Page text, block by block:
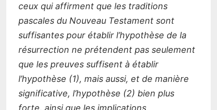
ceux qui affirment que les traditions
pascales du Nouveau Testament sont
suffisantes pour établir l’hypothèse de la
résurrection ne prétendent pas seulement
que les preuves suffisent à établir
l’hypothèse (1), mais aussi, et de manière
significative, l’hypothèse (2) bien plus
forte, ainsi que les implications